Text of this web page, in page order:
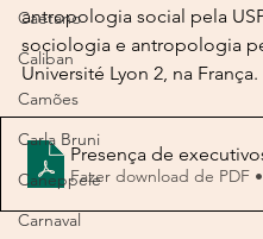
Caetano
Caliban
Camões
Carla Bruni
Caneppele
Carnaval
antropologia social pela
sociologia e antropologia
Université Lyon 2, na França.
Presença de
Fazer download de PDF